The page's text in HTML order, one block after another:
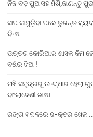
ନିଜ ବଡ଼ ପୁଅ ସହ ମିଶି,ଜାଣନ୍ତୁ
ସାପ କାମୁଡ଼ିବା ପରେ ତୁରନ୍ତ
ବି-ଷ
ଉତ୍ତର କୋରିଆର ଶାସକ କିମ
ବର୍ଷର ଝିଅ !
ମଝି ସମୁଦ୍ରରୁ ଉ-ଦ୍ଧାର ହେଲା
ବାଂଲାଦେଶୀ ଭାଷା
ରଙ୍ଗ ବଦଳରେ ର-କ୍ତର ଖେଳ